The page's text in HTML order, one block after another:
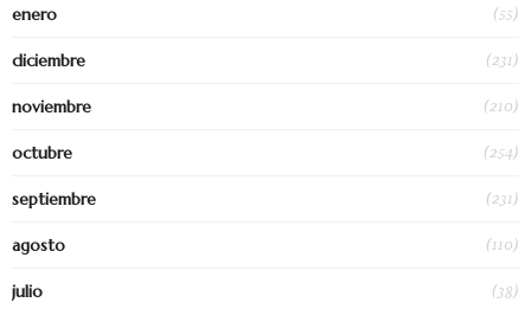
enero (55)
diciembre (231)
noviembre (210)
octubre (254)
septiembre (231)
agosto (110)
julio (38)